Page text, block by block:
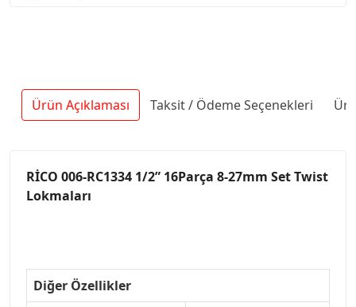
Ürün Açıklaması Taksit / Ödeme Seçenekleri
RİCO 006-RC1334 1/2” 16Parça 8-27mm Set Twist
Lokmaları
Diğer Özellikler